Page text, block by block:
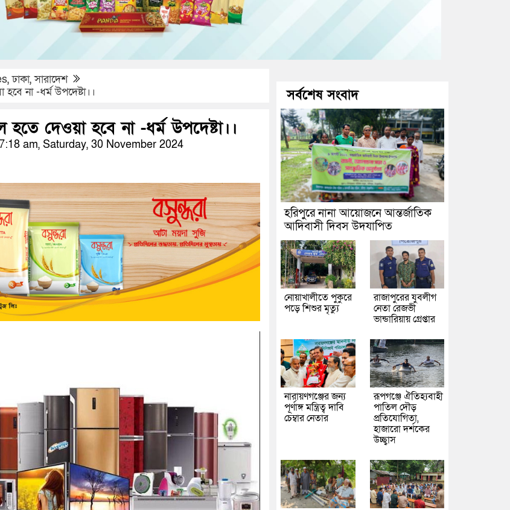
,ঢাকা,সারাদেশ
না -ধর্ম উপদেষ্টা।।
দেওয়া হবে না -ধর্ম উপদেষ্টা।।
am, Saturday, 30 November 2024
সর্বশেষ সংবাদ
হরিপুরে নানা আয়োজনে আন্তর্জাতিক
আদিবাসী দিবস উদযাপিত
নোয়াখালীতে পুকুরে
পড়ে শিশুর মৃত্যু
রাজাপুরের যুবলীগ
নেতা রেজভী
ভান্ডারিয়ায় গ্রেপ্তার
নারায়ণগঞ্জের জন্য
পূর্ণাঙ্গ মন্ত্রিত্ব দাবি
চেম্বার নেতার
রূপগঞ্জে ঐতিহ্যবাহী
পাতিল দৌড়
প্রতিযোগিতা,
হাজারো দর্শকের
উচ্ছ্বাস